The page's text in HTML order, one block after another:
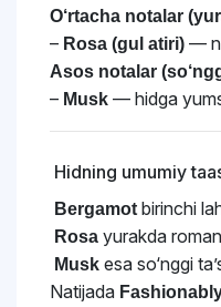
O‘rtacha notalar
– Rosa (gul atiri) —
Asos notalar
– Musk — hidga
Hidning umumiy
Bergamotbirinchi
Rosa yurakda
Musk esa so‘nggi
Natijada